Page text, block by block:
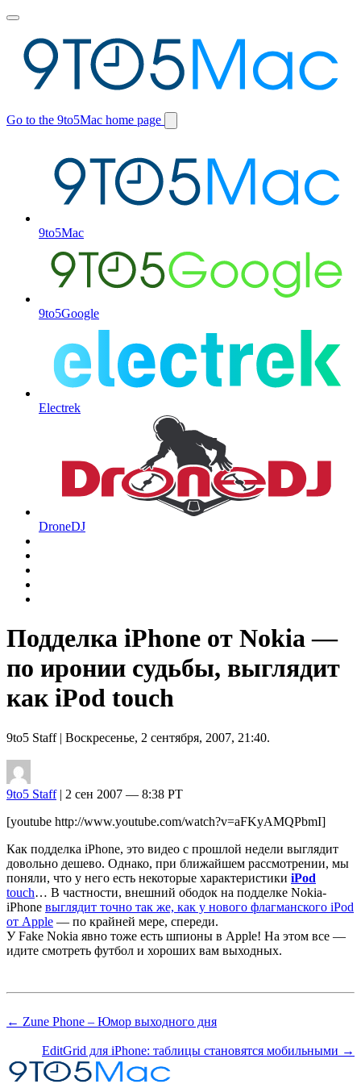
Toggle
menu
Go to the 9to5Mac home page
Switch
9to5Mac
9to5Google
Electrek
DroneDJ
Подделка iPhone от Nokia —
по иронии судьбы, выглядит
как iPod touch
9to5 Staff| Воскресенье, 2 сентября, 2007, 21:40.
9to5 Staff| 2 сен 2007 — 8:38 PT
[youtube http://www.youtube.com/watch?v=aFKyAMQPbmI]
Как подделка iPhone, это видео с прошлой недели выглядит
довольно дешево. Однако, при ближайшем рассмотрении, мы
поняли, что у него есть некоторые характеристики iPod
touch… В частности, внешний ободок на подделке Nokia-
iPhone выглядит точно так же, как у нового флагманского iPod
от Apple — по крайней мере, спереди.
У Fake Nokia явно тоже есть шпионы в Apple! На этом все —
идите смотреть футбол и хороших вам выходных.
← Zune Phone – Юмор выходного дня
EditGrid для iPhone: таблицы становятся мобильными →